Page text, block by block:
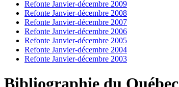
Refonte Janvier-décembre 2009
Refonte Janvier-décembre 2008
Refonte Janvier-décembre 2007
Refonte Janvier-décembre 2006
Refonte Janvier-décembre 2005
Refonte Janvier-décembre 2004
Refonte Janvier-décembre 2003